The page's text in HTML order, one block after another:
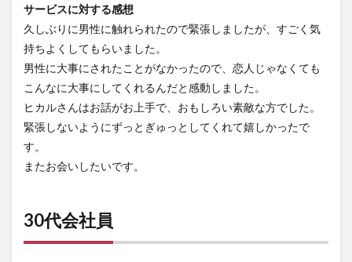
サービスに対する感想
久しぶりに男性に触れられたので緊張しましたが、すごく気
持ちよくしてもらいました。
男性に大事にされたことがなかったので、恋人じゃなくても
こんなに大事にしてくれるんだと感動しました。
ヒカルさんはお話がお上手で、おもしろい素敵な方でした。
緊張しないようにずっとぎゅっとしてくれて嬉しかったで
す。
またお会いしたいです。
30代会社員